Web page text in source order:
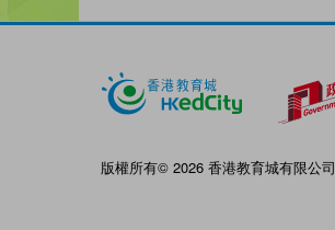
版權所有© 2026 香港教育城有限公司